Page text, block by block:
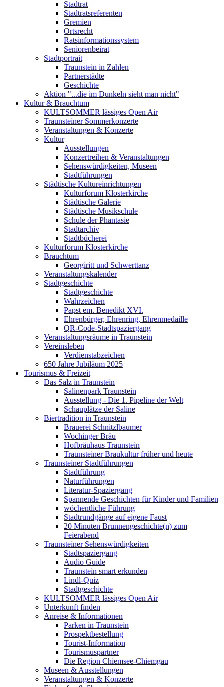
Stadtrat
Stadtratsreferenten
Gremien
Ortsrecht
Ratsinformationssystem
Seniorenbeirat
Stadtportrait
Traunstein in Zahlen
Partnerstädte
Geschichte
Aktion "...die im Dunkeln sieht man nicht"
Kultur & Brauchtum
KULTSOMMER lässiges Open Air
Traunsteiner Sommerkonzerte
Veranstaltungen & Konzerte
Kultur
Ausstellungen
Konzertreihen & Veranstaltungen
Sehenswürdigkeiten, Museen
Stadtführungen
Städtische Kultureinrichtungen
Kulturforum Klosterkirche
Städtische Galerie
Städtische Musikschule
Schule der Phantasie
Stadtarchiv
Stadtbücherei
Kulturforum Klosterkirche
Brauchtum
Georgiritt und Schwerttanz
Veranstaltungskalender
Stadtgeschichte
Stadtgeschichte
Wahrzeichen
Papst em. Benedikt XVI.
Ehrenbürger, Ehrenring, Ehrenmedaille
QR-Code-Stadtspaziergang
Veranstaltungsräume in Traunstein
Vereinsleben
Verdienstabzeichen
650 Jahre Jubiläum 2025
Tourismus & Freizeit
Das Salz in Traunstein
Salinenpark Traunstein
Ausstellung - Die 1. Pipeline der Welt
Schauplätze der Saline
Biertradition in Traunstein
Brauerei Schnitzlbaumer
Wochinger Bräu
Hofbräuhaus Traunstein
Traunsteiner Braukultur früher und heute
Traunsteiner Stadtführungen
Stadtführung
Naturführungen
Literatur-Spaziergang
Spannende Geschichten für Kinder und Familien
wöchentliche Führung
Stadtrundgänge auf eigene Faust
20 Minuten Brunnengeschichte(n) zum
Feierabend
Traunsteiner Sehenswürdigkeiten
Stadtspaziergang
Audio Guide
Traunstein smart erkunden
Lindl-Quiz
Stadtgeschichte
KULTSOMMER lässiges Open Air
Unterkunft finden
Anreise & Informationen
Parken in Traunstein
Prospektbestellung
Tourist-Information
Tourismuspartner
Die Region Chiemsee-Chiemgau
Museen & Ausstellungen
Veranstaltungen & Konzerte